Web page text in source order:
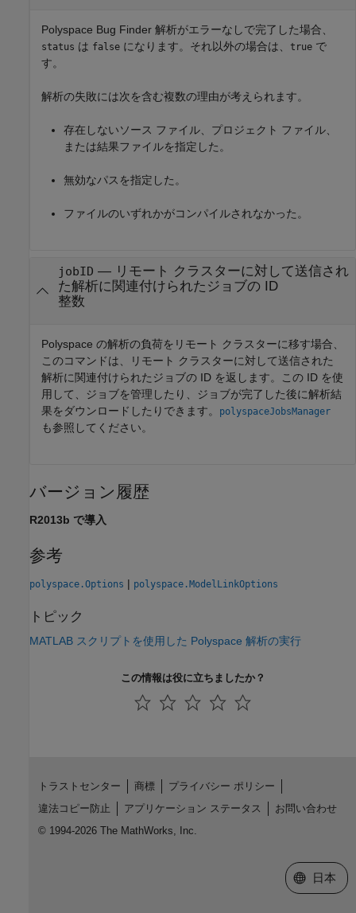
Polyspace Bug Finder 解析がエラーなしで完了した場合、
status は false になります。それ以外の場合は、 true で
す。
解析の失敗には次を含む複数の理由が考えられます。
存在しないソース ファイル、プロジェクト ファイル、
または結果ファイルを指定した。
無効なパスを指定した。
ファイルのいずれかがコンパイルされなかった。
jobID — リモート クラスターに対して送信され
た解析に関連付けられたジョブの ID
整数
Polyspace の解析の負荷をリモート クラスターに移す場合、
このコマンドは、リモート クラスターに対して送信された
解析に関連付けられたジョブの ID を返します。この ID を使
用して、ジョブを管理したり、ジョブが完了した後に解析結
果をダウンロードしたりできます。
polyspaceJobsManager
も参照してください。
バージョン履歴
R2013b で導入
参考
polyspace.Options | polyspace.ModelLinkOptions
トピック
MATLAB スクリプトを使用した Polyspace 解析の実行
この情報は役に立ちましたか？
トラストセンター 商標
プライバシー ポリシー
違法コピー防止
アプリケーション ステータス
お問い合わせ
© 1994-2026 The MathWorks, Inc.
Web サイ
日本